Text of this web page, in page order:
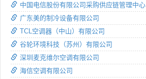
中国电信股份有限公司采购供应链管理中心
广东美的制冷设备有限公司
TCL空调器（中山）有限公司
谷轮环境科技（苏州）有限公司
深圳麦克维尔空调有限公司
海信空调有限公司